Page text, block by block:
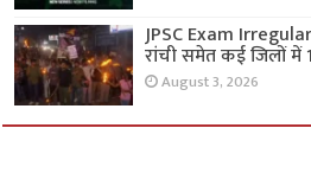
JPSC Exam
रांची समेत कई जिलों में
August 3, 2026